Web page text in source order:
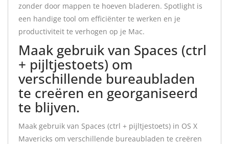
zonder door mappen te hoeven bladeren. Spotlight is
een handige tool om efficiënter te werken en je
productiviteit te verhogen op je Mac.
Maak gebruik van Spaces (ctrl
+ pijltjestoets) om
verschillende bureaubladen
te creëren en georganiseerd
te blijven.
Maak gebruik van Spaces (ctrl + pijltjestoets) in OS X
Mavericks om verschillende bureaubladen te creëren